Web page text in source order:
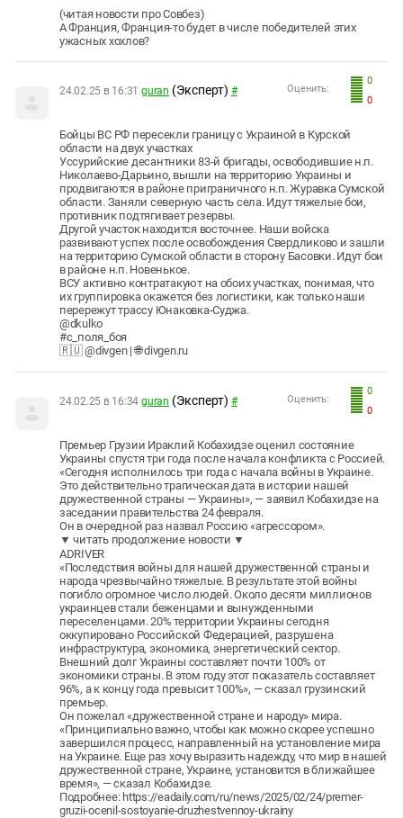
(читая новости про Совбез)
А Франция, Франция-то будет в числе победителей этих
ужасных хохлов?
0
0
Оценить:
24.02.25 в 16:31 guran (Эксперт) #
Бойцы ВС РФ пересекли границу с Украиной в Курской
области на двух участках
Уссурийские десантники 83-й бригады, освободившие н.п.
Николаево-Дарьино, вышли на территорию Украины и
продвигаются в районе приграничного н.п. Журавка Сумской
области. Заняли северную часть села. Идут тяжелые бои,
противник подтягивает резервы.
Другой участок находится восточнее. Наши войска
развивают успех после освобождения Свердликово и зашли
на территорию Сумской области в сторону Басовки. Идут бои
в районе н.п. Новенькое.
ВСУ активно контратакуют на обоих участках, понимая, что
их группировка окажется без логистики, как только наши
перережут трассу Юнаковка-Суджа.
@dkulko
#с_поля_боя
🇷🇺 @divgen | 🌐 divgen.ru
0
0
Оценить:
24.02.25 в 16:34 guran (Эксперт) #
Премьер Грузии Ираклий Кобахидзе оценил состояние
Украины спустя три года после начала конфликта с Россией.
«Сегодня исполнилось три года с начала войны в Украине.
Это действительно трагическая дата в истории нашей
дружественной страны — Украины», — заявил Кобахидзе на
заседании правительства 24 февраля.
Он в очередной раз назвал Россию «агрессором».
▼ читать продолжение новости ▼
ADRIVER
«Последствия войны для нашей дружественной страны и
народа чрезвычайно тяжелые. В результате этой войны
погибло огромное число людей. Около десяти миллионов
украинцев стали беженцами и вынужденными
переселенцами. 20% территории Украины сегодня
оккупировано Российской Федерацией, разрушена
инфраструктура, экономика, энергетический сектор.
Внешний долг Украины составляет почти 100% от
экономики страны. В этом году этот показатель составляет
96%, а к концу года превысит 100%», — сказал грузинский
премьер.
Он пожелал «дружественной стране и народу» мира.
«Принципиально важно, чтобы как можно скорее успешно
завершился процесс, направленный на установление мира
на Украине. Еще раз хочу выразить надежду, что мир в нашей
дружественной стране, Украине, установится в ближайшее
время», — сказал Кобахидзе.
Подробнее: https://eadaily.com/ru/news/2025/02/24/premer-
gruzii-ocenil-sostoyanie-druzhestvennoy-ukrainy